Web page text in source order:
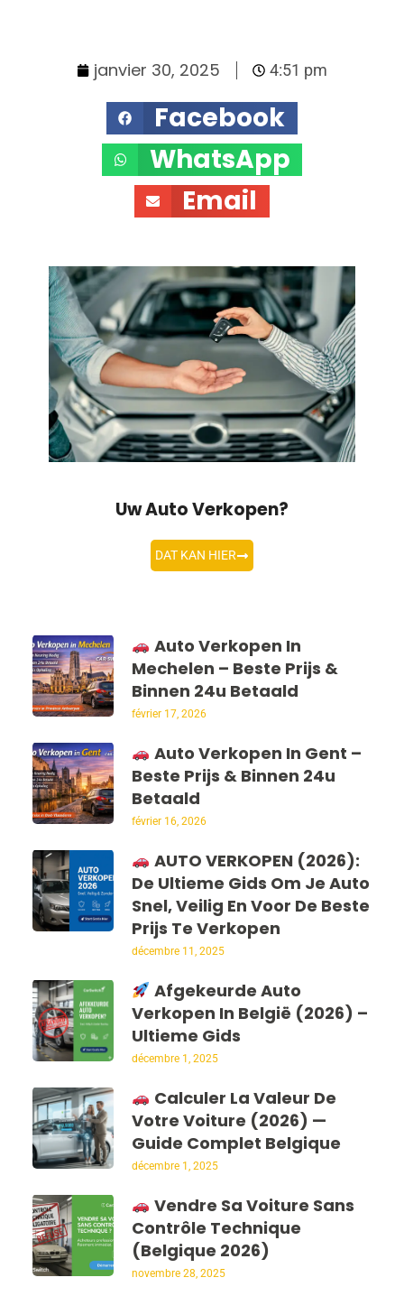
Uw Auto Verkopen?
DAT KAN HIER
Auto Verkopen In
Mechelen – Beste Prijs &
Binnen 24u Betaald
février 17, 2026
Auto Verkopen In Gent –
Beste Prijs & Binnen 24u
Betaald
février 16, 2026
AUTO VERKOPEN (2026):
De Ultieme Gids Om Je Auto
Snel, Veilig En Voor De Beste
Prijs Te Verkopen
décembre 11, 2025
Afgekeurde Auto
Verkopen In België (2026) –
Ultieme Gids
décembre 1, 2025
Calculer La Valeur De
Votre Voiture (2026) —
Guide Complet Belgique
décembre 1, 2025
Vendre Sa Voiture Sans
Contrôle Technique
(Belgique 2026)
novembre 28, 2025
janvier 30, 2025 4:51 pm
Facebook
WhatsApp
Email